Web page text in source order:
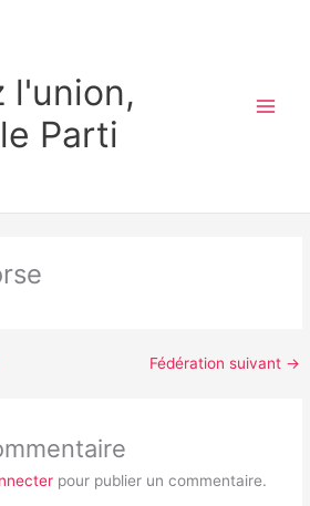
l'union,
Parti
Fédération suivant →
pour publier un commentaire.